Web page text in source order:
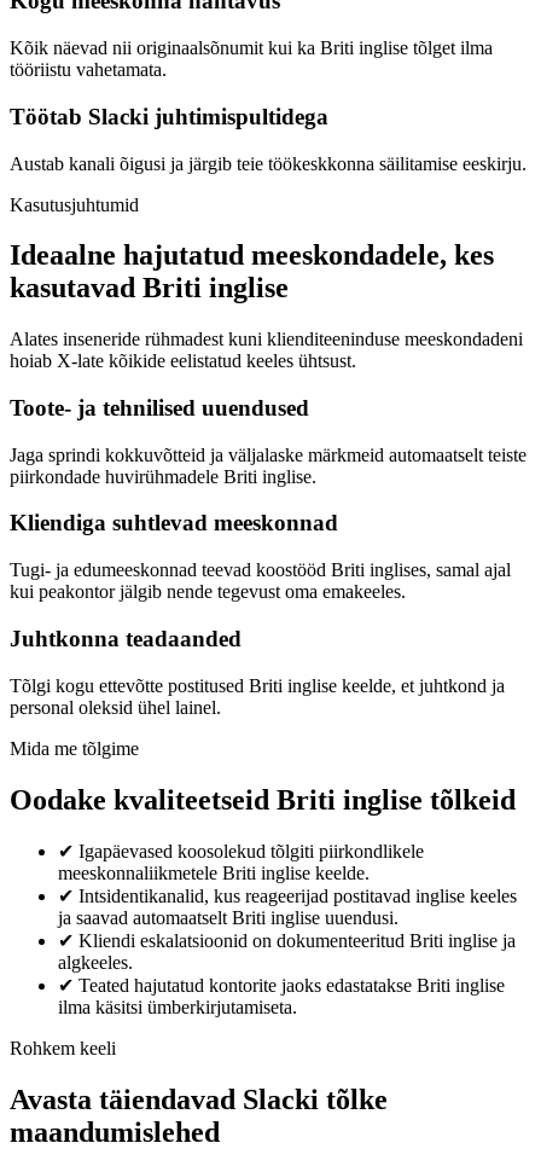
Kõik näevad nii originaalsõnumit kui ka Briti inglise tõlget ilma
tööriistu vahetamata.
Töötab Slacki juhtimispultidega
Austab kanali õigusi ja järgib teie töökeskkonna säilitamise eeskirju.
Kasutusjuhtumid
Ideaalne hajutatud meeskondadele, kes
kasutavad Briti inglise
Alates inseneride rühmadest kuni klienditeeninduse meeskondadeni
hoiab X-late kõikide eelistatud keeles ühtsust.
Toote- ja tehnilised uuendused
Jaga sprindi kokkuvõtteid ja väljalaske märkmeid automaatselt teiste
piirkondade huvirühmadele Briti inglise.
Kliendiga suhtlevad meeskonnad
Tugi- ja edumeeskonnad teevad koostööd Briti inglises, samal ajal
kui peakontor jälgib nende tegevust oma emakeeles.
Juhtkonna teadaanded
Tõlgi kogu ettevõtte postitused Briti inglise keelde, et juhtkond ja
personal oleksid ühel lainel.
Mida me tõlgime
Oodake kvaliteetseid Briti inglise tõlkeid
✔ Igapäevased koosolekud tõlgiti piirkondlikele
meeskonnaliikmetele Briti inglise keelde.
✔ Intsidentikanalid, kus reageerijad postitavad inglise keeles
ja saavad automaatselt Briti inglise uuendusi.
✔ Kliendi eskalatsioonid on dokumenteeritud Briti inglise ja
algkeeles.
✔ Teated hajutatud kontorite jaoks edastatakse Briti inglise
ilma käsitsi ümberkirjutamiseta.
Rohkem keeli
Avasta täiendavad Slacki tõlke
maandumislehed